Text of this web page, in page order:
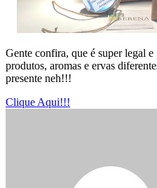
Gente confira, que é super legal
produtos, aromas e ervas
presente neh!!!
Clique Aqui!!!